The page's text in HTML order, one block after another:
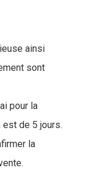
ainsi
sont
pour la
de 5 jours.
la